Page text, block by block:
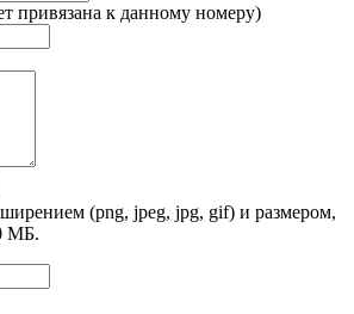
привязана к данному номеру)
(png, jpeg, jpg, gif) и размером,
МБ.